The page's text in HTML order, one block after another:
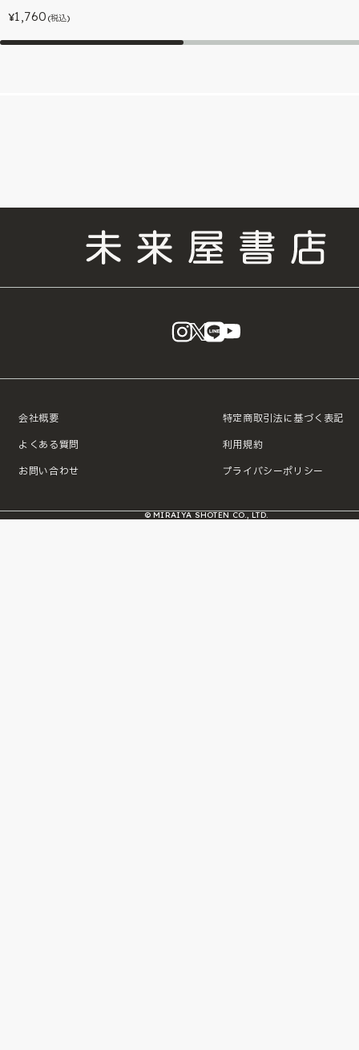
¥1,760 (税込)
instagram
X LINE
会社概要
よくある質問
お問い合わせ
特定商取引法に基づく表記
利用規約
プライバシーポリシー
© MIRAIYA SHOTEN CO., LTD.